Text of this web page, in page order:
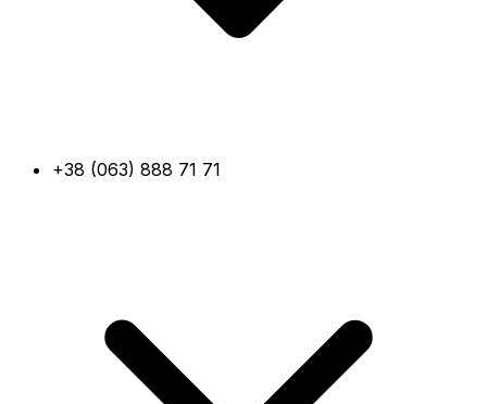
+38 (063) 888 71 71